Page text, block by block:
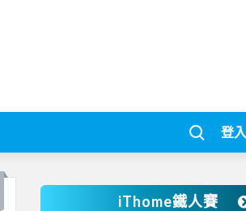
登
iThome鐵人賽